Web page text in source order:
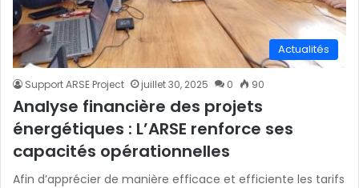
Actualités
Support ARSE Project juillet 30, 2025 0 90
Analyse financière des projets
énergétiques : L’ARSE renforce ses
capacités opérationnelles
Afin d’apprécier de manière efficace et efficiente les tarifs